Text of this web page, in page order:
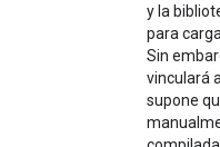
y la
para
Sin
vinculará
supone